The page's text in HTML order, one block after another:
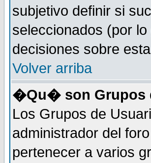
subjetivo definir si
seleccionados (por
decisiones sobre
Volver arriba
�Qu� son Grupos
Los Grupos de
administrador del
pertenecer a varios